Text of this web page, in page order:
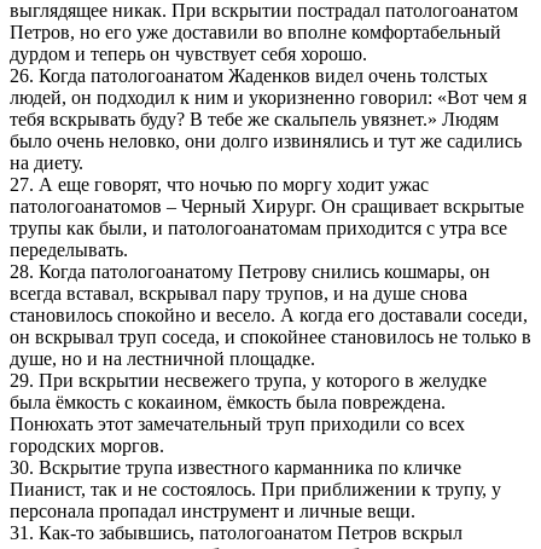
выглядящее никак. При вскрытии пострадал патологоанатом
Петров, но его уже доставили во вполне комфортабельный
дурдом и теперь он чувствует себя хорошо.
26. Когда патологоанатом Жаденков видел очень толстых
людей, он подходил к ним и укоризненно говорил: «Вот чем я
тебя вскрывать буду? В тебе же скальпель увязнет.» Людям
было очень неловко, они долго извинялись и тут же садились
на диету.
27. А еще говорят, что ночью по моргу ходит ужас
патологоанатомов – Черный Хирург. Он сращивает вскрытые
трупы как были, и патологоанатомам приходится с утра все
переделывать.
28. Когда патологоанатому Петрову снились кошмары, он
всегда вставал, вскрывал пару трупов, и на душе снова
становилось спокойно и весело. А когда его доставали соседи,
он вскрывал труп соседа, и спокойнее становилось не только в
душе, но и на лестничной площадке.
29. При вскрытии несвежего трупа, у которого в желудке
была ёмкость с кокаином, ёмкость была повреждена.
Понюхать этот замечательный труп приходили со всех
городских моргов.
30. Вскрытие трупа известного карманника по кличке
Пианист, так и не состоялось. При приближении к трупу, у
персонала пропадал инструмент и личные вещи.
31. Как-то забывшись, патологоанатом Петров вскрыл